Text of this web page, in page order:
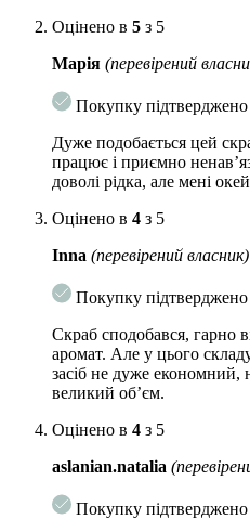
Оцінено в 5 з 5
Марія (перевірений
Покупку підтверджено
Дуже подобається цей
працює і приємно
доволі рідка, але мені окей
Оцінено в 4 з 5
Inna (перевірений власник)
Покупку підтверджено
Скраб сподобався, гарно
аромат. Але у цього
засіб не дуже економний,
великий об’єм.
Оцінено в 4 з 5
aslanian.natalia
Покупку підтверджено